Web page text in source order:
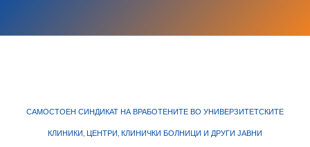
САМОСТОЕН СИНДИКАТ НА ВРАБОТЕНИТЕ ВО УНИВЕРЗИТЕТСКИТЕ
КЛИНИКИ, ЦЕНТРИ, КЛИНИЧКИ БОЛНИЦИ И ДРУГИ ЈАВНИ